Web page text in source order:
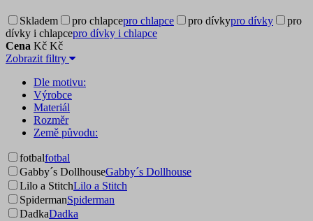
Skladem pro chlapcepro chlapce pro dívkypro dívky
pro
dívky i chlapcepro dívky i chlapce
Cena Kč Kč
Zobrazit filtry
Dle motivu:
Výrobce
Materiál
Rozměr
Země původu:
fotbalfotbal
Gabby´s DollhouseGabby´s Dollhouse
Lilo a StitchLilo a Stitch
SpidermanSpiderman
DadkaDadka